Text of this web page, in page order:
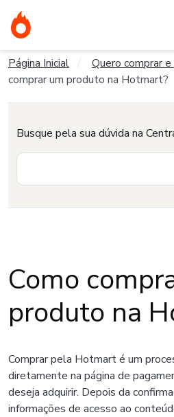
Página Inicial Quero comprar
comprar um produto na Hotmart?
Busque pela sua dúvida na
Como
produto na
Comprar pela Hotmart é um
diretamente na página de
deseja adquirir. Depois da
informações de acesso ao